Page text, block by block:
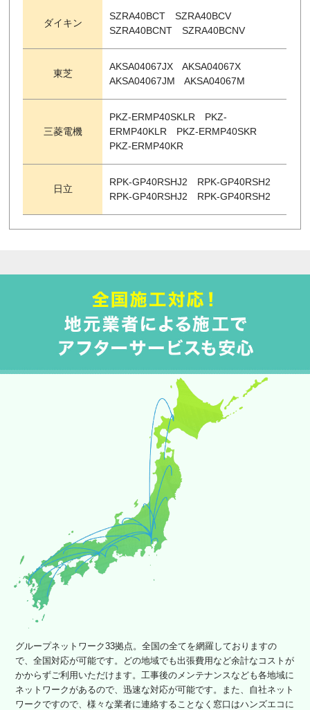
ダイキン
SZRA40BCT SZRA40BCV
SZRA40BCNT SZRA40BCNV
東芝
AKSA04067JX AKSA04067X
AKSA04067JM AKSA04067M
三菱電機
PKZ-ERMP40SKLR PKZ-
ERMP40KLR PKZ-ERMP40SKR
PKZ-ERMP40KR
日立
RPK-GP40RSHJ2 RPK-GP40RSH2
RPK-GP40RSHJ2 RPK-GP40RSH2
グループネットワーク33拠点。全国の全てを網羅しておりますの
で、全国対応が可能です。どの地域でも出張費用など余計なコストが
かからずご利用いただけます。工事後のメンテナンスなども各地域に
ネットワークがあるので、迅速な対応が可能です。また、自社ネット
ワークですので、様々な業者に連絡することなく窓口はハンズエコに